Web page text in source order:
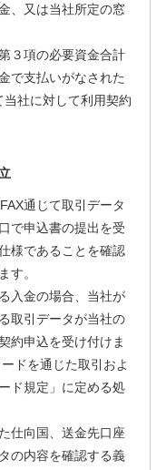
、又は当社所定の窓
３項の必要資金合計
で支払いがなされた
社に対して利用契約
通じて取引データ
で申込書の提出を受
様であることを確認
す。
入金の場合、当社が
取引データが当社の
約申込を受け付けま
ドを通じた取引およ
ド規定」に定める処
仕向国、送金先口座
の内容を確認する義